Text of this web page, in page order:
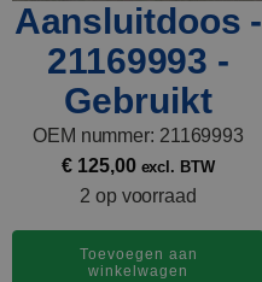
Aansluitdoos -
21169993 -
Gebruikt
OEM nummer: 21169993
€ 125,00 excl. BTW
2 op voorraad
Toevoegen aan
winkelwagen